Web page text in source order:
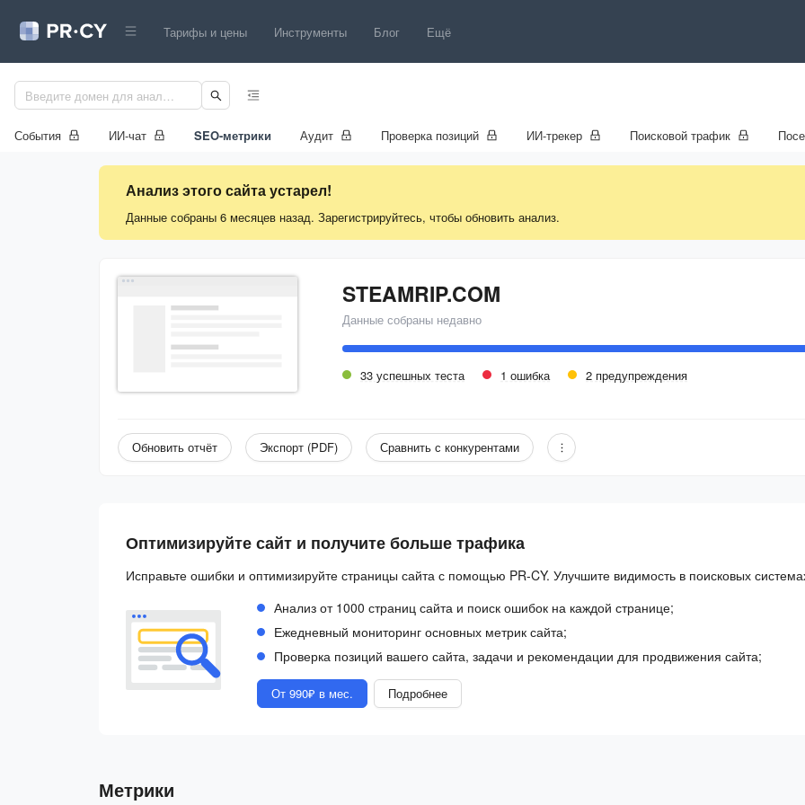
Тарифы и цены Инструменты Блог Ещё
События ИИ-чат SEO-метрики Аудит Проверка позиций ИИ-трекер Поисковой трафик
Анализ этого сайта устарел!
Данные собраны 6 месяцев назад. Зарегистрируйтесь, чтобы обновить анализ.
STEAMRIP.COM
Данные собраны недавно
33 успешных теста 1 ошибка 2 предупреждения
Обновить отчёт Экспорт (PDF) Сравнить с конкурентами
Оптимизируйте сайт и получите больше трафика
Исправьте ошибки и оптимизируйте страницы сайта с помощью PR-CY. Улучшите видимость в поисковых
Анализ от 1000 страниц сайта и поиск ошибок на каждой странице;
Ежедневный мониторинг основных метрик сайта;
Проверка позиций вашего сайта, задачи и рекомендации для продвижения сайта;
От 990₽ в мес. Подробнее
Метрики